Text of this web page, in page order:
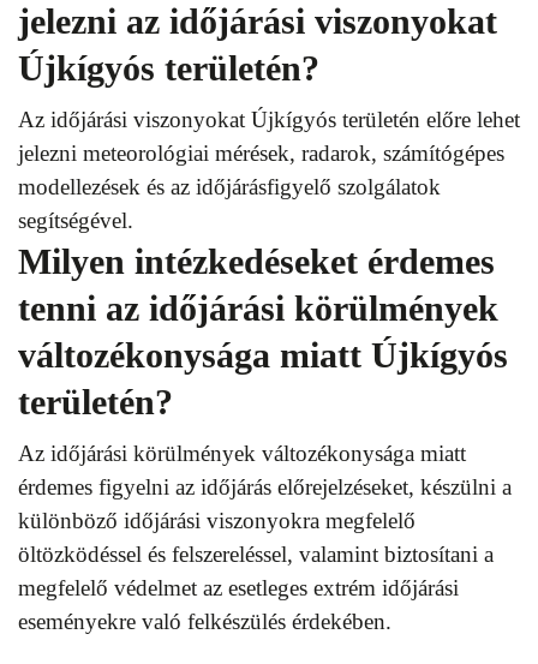
jelezni az időjárási viszonyokat
Újkígyós területén?
Az időjárási viszonyokat Újkígyós területén előre lehet
jelezni meteorológiai mérések, radarok, számítógépes
modellezések és az időjárásfigyelő szolgálatok
segítségével.
Milyen intézkedéseket érdemes
tenni az időjárási körülmények
változékonysága miatt Újkígyós
területén?
Az időjárási körülmények változékonysága miatt
érdemes figyelni az időjárás előrejelzéseket, készülni a
különböző időjárási viszonyokra megfelelő
öltözködéssel és felszereléssel, valamint biztosítani a
megfelelő védelmet az esetleges extrém időjárási
eseményekre való felkészülés érdekében.